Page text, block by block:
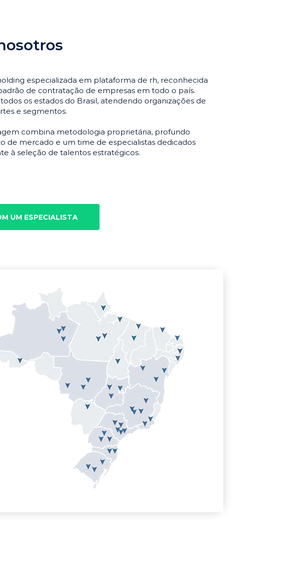
especializada em plataforma de rh, reconhecida
de contratação de empresas em todo o país.
os estados do Brasil, atendendo organizações de
e segmentos.
combina metodologia proprietária, profundo
de mercado e um time de especialistas dedicados
à seleção de talentos estratégicos.
UM ESPECIALISTA